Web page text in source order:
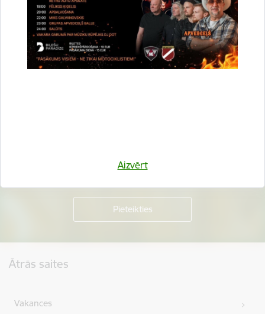
Aizvērt
Vai šī informācija bija noderīga?
Sniegt atsauksmi
Ātrās saites
Vakances